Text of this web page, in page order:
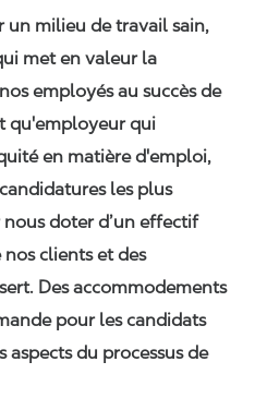
un milieu de travail sain,
met en valeur la
employés au succès de
qu'employeur qui
en matière d'emploi,
les plus
doter d’un effectif
clients et des
Des accommodements
pour les candidats
du processus de